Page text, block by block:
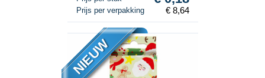
Prijs per verpakking € 8,64
NIEUW